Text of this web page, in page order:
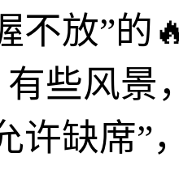
不放”的
些风景
许缺席”